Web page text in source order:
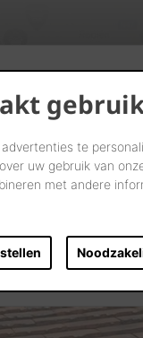
te
uw gebruik van
met andere
Vind
START